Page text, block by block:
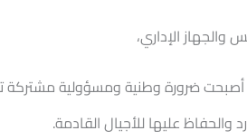
والجهاز الإداري،
أصبحت ضرورة وطنية ومسؤولية
عليها للأجيال القادمة.